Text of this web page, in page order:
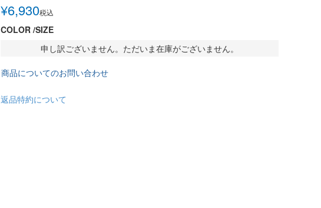
¥6,930税込
COLOR SIZE
申し訳ございません。ただいま在庫がございません。
商品についてのお問い合わせ
返品特約について